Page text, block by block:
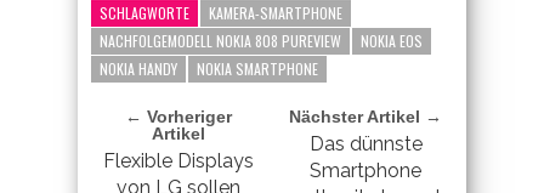
SCHLAGWORTE
KAMERA-SMARTPHONE
NACHFOLGEMODELL NOKIA 808 PUREVIEW
NOKIA EOS
NOKIA HANDY
NOKIA SMARTPHONE
← Vorheriger
Artikel
Flexible Displays
von LG sollen
Nächster Artikel →
Das dünnste
Smartphone